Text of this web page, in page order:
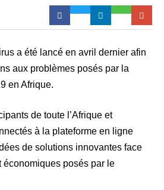
a été lancé en avril dernier afin
aux problèmes posés par la
en Afrique.
de toute l’Afrique et
à la plateforme en ligne
de solutions innovantes face
économiques posés par le